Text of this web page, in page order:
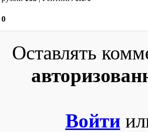
0
Оставлять
Войти